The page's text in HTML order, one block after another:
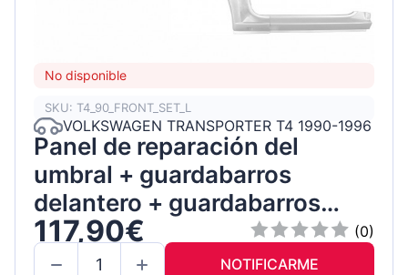
No disponible
SKU: T4_90_FRONT_SET_L
VOLKSWAGEN TRANSPORTER T4 1990-1996
Panel de reparación del
umbral + guardabarros
delantero + guardabarros
trasero / Izquierda / Conjunto
117,90€
(0)
NOTIFICARME